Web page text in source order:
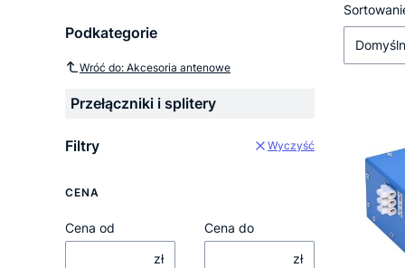
Podkategorie
Wróć do: Akcesoria antenowe
Przełączniki i splitery
Filtry Wyczyść
CENA
Cena od
zł
Cena do
zł
Lista